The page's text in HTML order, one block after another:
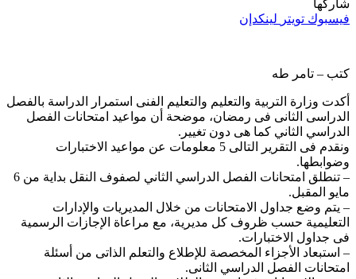
شاركها
فيسبوك تويتر لينكدإن
كتب – تامر طه
أكدت وزارة التربية والتعليم والتعليم الفنى استمرار الدراسة بالفصل
الدراسى الثانى فى رمضان، موضحة أن مواعيد امتحانات الفصل
الدراسي الثاني كما هى دون تغيير.
ونقدم فى التقرير التالى 5 معلومات عن مواعيد الاختبارات
وضوابطها.
– تنطلق امتحانات الفصل الدراسي الثاني لصفوف النقل بداية من 6
مايو المقبل.
– يتم وضع جداول الامتحانات من خلال المديريات والإدارات
التعليمية حسب ظروف كل مديرية، مع مراعاة الإجازات الرسمية
فى جداول الاختبارات.
– استبعاد الأجزاء المخصصة للإطلاع والتعلم الذاتى من أسئلة
امتحانات الفصل الدراسي الثانى.